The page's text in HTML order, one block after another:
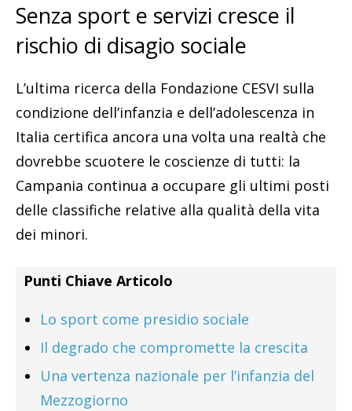
Senza sport e servizi cresce il
rischio di disagio sociale
L’ultima ricerca della Fondazione CESVI sulla
condizione dell’infanzia e dell’adolescenza in
Italia certifica ancora una volta una realtà che
dovrebbe scuotere le coscienze di tutti: la
Campania continua a occupare gli ultimi posti
delle classifiche relative alla qualità della vita
dei minori.
Punti Chiave Articolo
Lo sport come presidio sociale
Il degrado che compromette la crescita
Una vertenza nazionale per l’infanzia del
Mezzogiorno